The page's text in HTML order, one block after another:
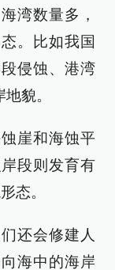
湾数量多，
。比如我国
侵蚀、港湾
貌。
崖和海蚀平
段则发育有
态。
还会修建人
海中的海岸